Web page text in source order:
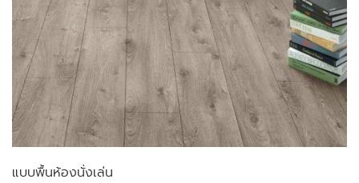
แบบพื้นห้องนั่งเล่น